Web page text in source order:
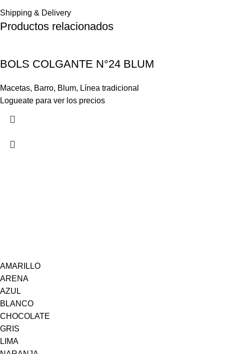
Shipping & Delivery
Productos relacionados
BOLS COLGANTE N°24 BLUM
Macetas, Barro, Blum, Línea tradicional
Logueate para ver los precios
AMARILLO
ARENA
AZUL
BLANCO
CHOCOLATE
GRIS
LIMA